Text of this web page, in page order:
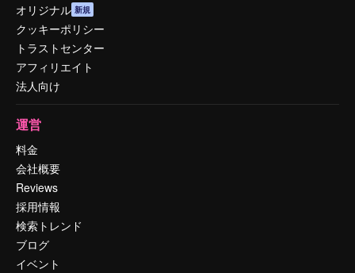
オリジナル 新規
クッキーポリシー
トラストセンター
アフィリエイト
法人向け
運営
料金
会社概要
Reviews
採用情報
検索トレンド
ブログ
イベント